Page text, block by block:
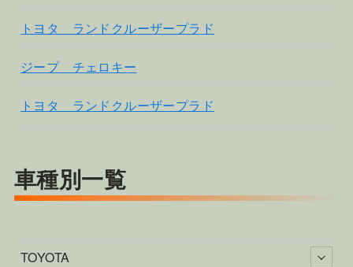
トヨタ ランドクルーザープラド
ジープ チェロキー
トヨタ ランドクルーザープラド
車種別一覧
TOYOTA